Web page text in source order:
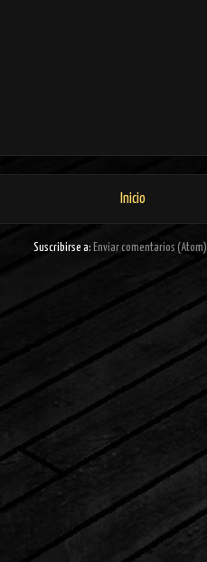
Inicio
Suscribirse a: Enviar comentarios (Atom)